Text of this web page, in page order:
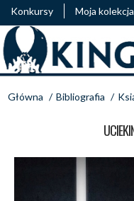
Konkursy Moja kolekcja
Główna / Bibliografia /